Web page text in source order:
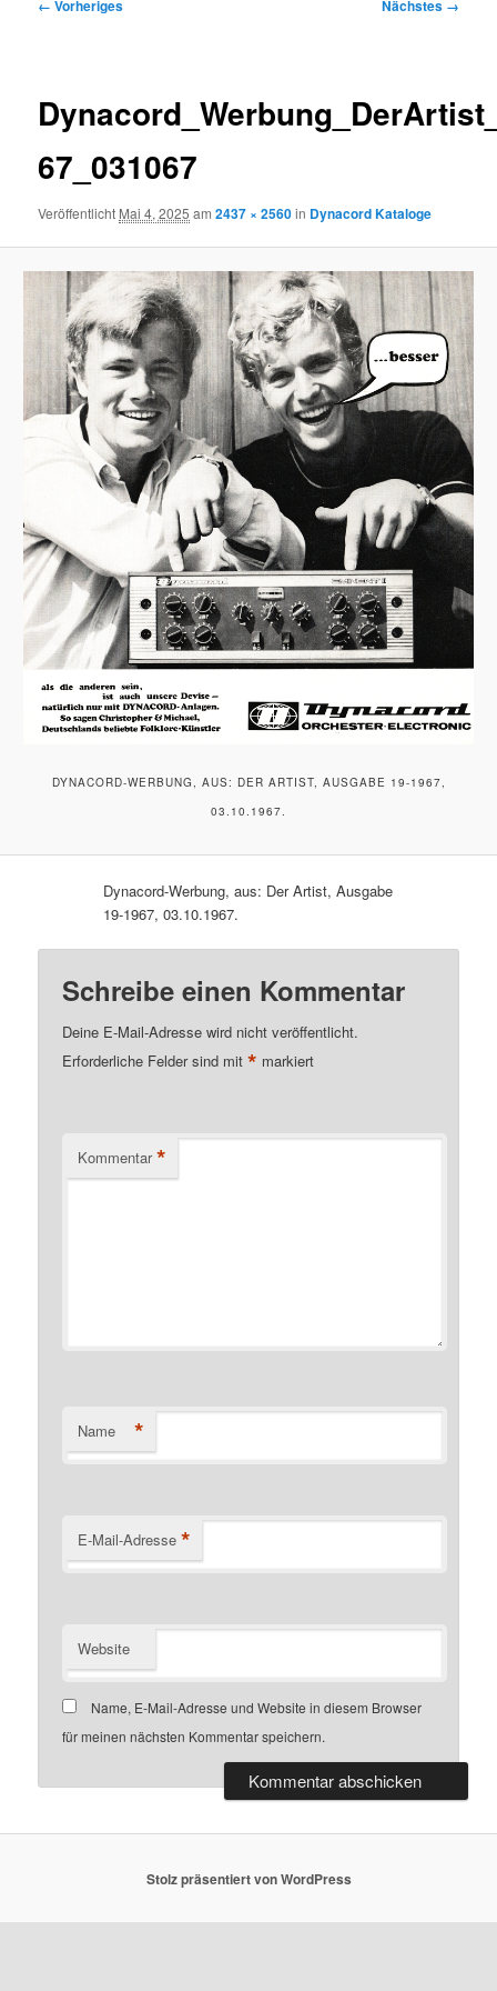
← Vorheriges Nächstes →
67_031067
Veröffentlicht Mai 4, 2025 am2437 × 2560in Dynacord Kataloge
DYNACORD-WERBUNG, AUS: DER ARTIST, AUSGABE 19-1967,
03.10.1967.
Dynacord-Werbung, aus: Der Artist, Ausgabe
19-1967, 03.10.1967.
Schreibe einen Kommentar
Deine E-Mail-Adresse wird nicht veröffentlicht.
Erforderliche Felder sind mit* markiert
Kommentar *
Name *
E-Mail-Adresse *
Website
Name, E-Mail-Adresse und Website in diesem Browser
für meinen nächsten Kommentar speichern.
Stolz präsentiert von WordPress